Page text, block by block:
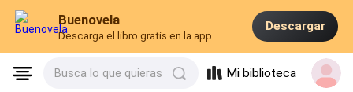
Buenovela
Descarga el libro gratis en la app
Descargar
Busca lo que quieras Mi biblioteca